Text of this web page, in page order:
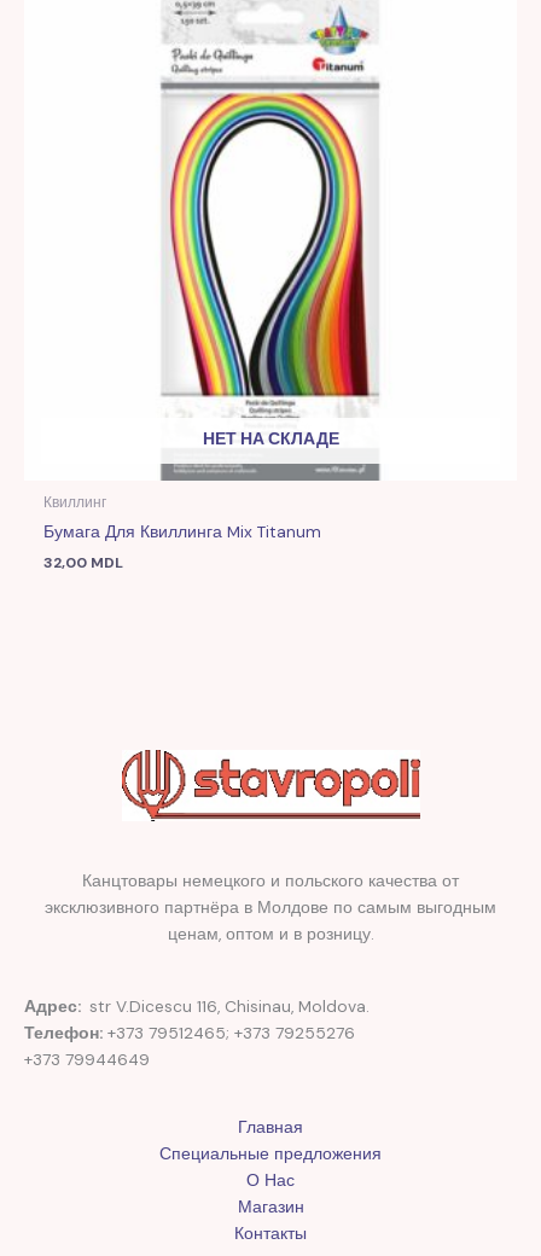
НЕТ НА СКЛАДЕ
Квиллинг
Бумага Для Квиллинга Mix Titanum
32,00 MDL
Канцтовары немецкого и польского качества от
эксклюзивного партнёра в Молдове по самым выгодным
ценам, оптом и в розницу.
Адрес: str V.Dicescu 116, Chisinau, Moldova.
Телефон: +373 79512465; +373 79255276
+373 79944649
Главная
Специальные предложения
О Нас
Магазин
Контакты